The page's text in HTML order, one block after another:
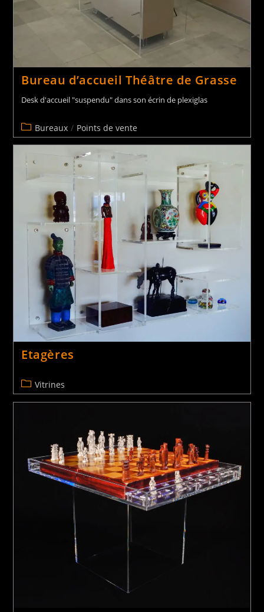
Bureau d’accueil Théâtre de Grasse
Desk d'accueil "suspendu" dans son écrin de plexiglas
Bureaux / Points de vente
Etagères
Vitrines
Chaises
Mobilier
Consoles